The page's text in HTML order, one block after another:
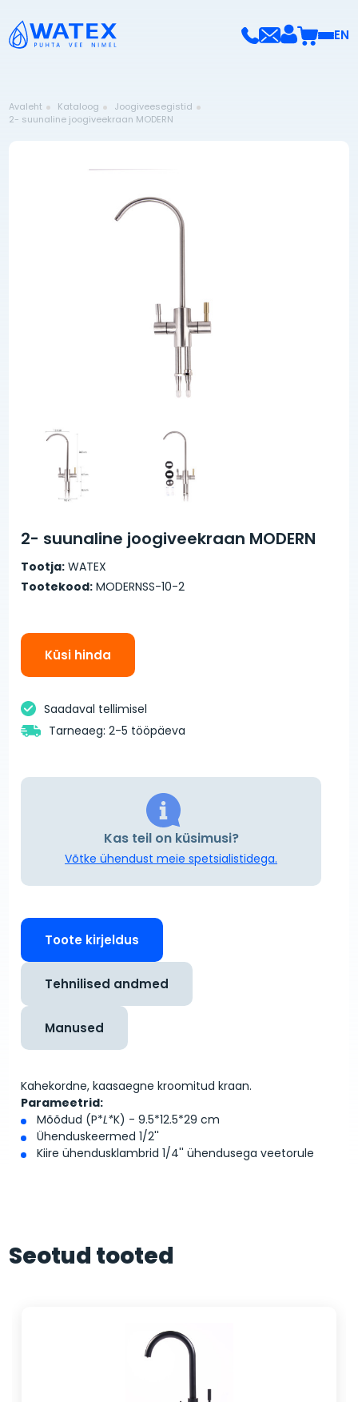
EN
Avaleht Kataloog
Joogiveesegistid
2- suunaline joogiveekraan MODERN
2- suunaline joogiveekraan MODERN
Tootja: WATEX
Tootekood: MODERNSS-10-2
Küsi hinda
Saadaval tellimisel
Tarneaeg: 2-5 tööpäeva
Kas teil on küsimusi?
Võtke ühendust meie spetsialistidega.
Toote kirjeldus
Tehnilised andmed
Manused
Kahekordne, kaasaegne kroomitud kraan.
Parameetrid:
Mõõdud (P*L*K) - 9.5*12.5*29 cm
Ühenduskeermed 1/2''
Kiire ühendusklambrid 1/4'' ühendusega veetorule
Seotud tooted